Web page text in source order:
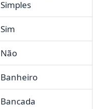
Simples
Sim
Não
Banheiro
Bancada